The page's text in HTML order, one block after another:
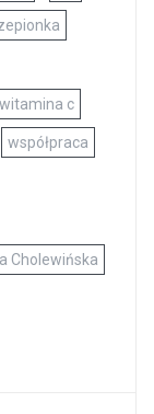
witamina c
współpraca
Cholewińska